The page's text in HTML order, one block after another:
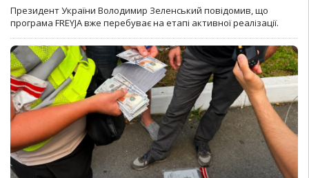
Президент України Володимир Зеленський повідомив, що
програма FREYJA вже перебуває на етапі активної реалізації.